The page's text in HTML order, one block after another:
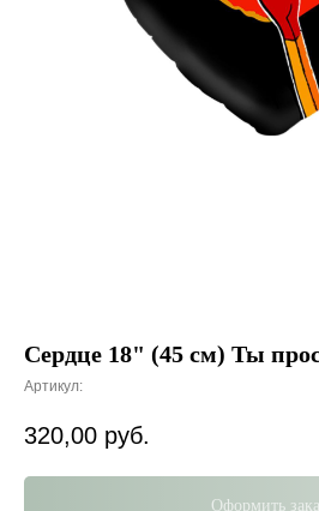
Сердце 18" (45 см) Ты
Артикул:
320,00 руб.
Оформить